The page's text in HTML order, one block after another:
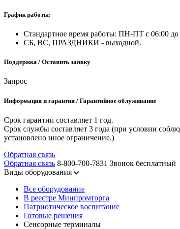
График работы:
Стандартное время работы: ПН-ПТ с 06:00 до
СБ, ВС, ПРАЗДНИКИ - выходной.
Поддержка / Оставить заявку
Запрос
Информация и гарантия / Гарантийное облуживание
Срок гарантии составляет 1 год.
Срок службы составляет 3 года (при условии
установлено иное ограничение.)
Обратная связь
Обратная связь 8-800-700-7831 Звонок бесплатный
Виды оборудования
Все оборудование
В реестре Минпромторга
Патриотическое воспитание
Готовые решения
Сенсорные терминалы